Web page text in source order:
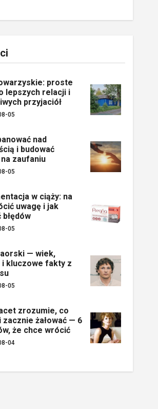
proste
lepszych relacji i
przyjaciół
05
nad
i budować
zaufaniu
05
w ciąży: na
uwagę i jak
błędów
05
— wiek,
kluczowe fakty z
05
zrozumie, co
zacznie żałować — 6
że chce wrócić
04